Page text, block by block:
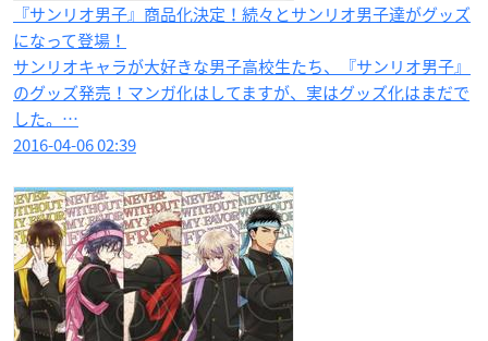
『サンリオ男子』商品化決定！続々とサンリオ男子達がグッズ
になって登場！
サンリオキャラが大好きな男子高校生たち、『サンリオ男子』
のグッズ発売！マンガ化はしてますが、実はグッズ化はまだで
した。…
2016-04-06 02:39